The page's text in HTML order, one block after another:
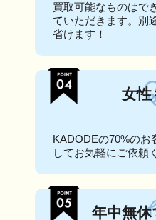
買取可能なものはで
ていただきます。別
省けます！
女性
KADODEの70%のお
してお気軽にご依頼
年中無